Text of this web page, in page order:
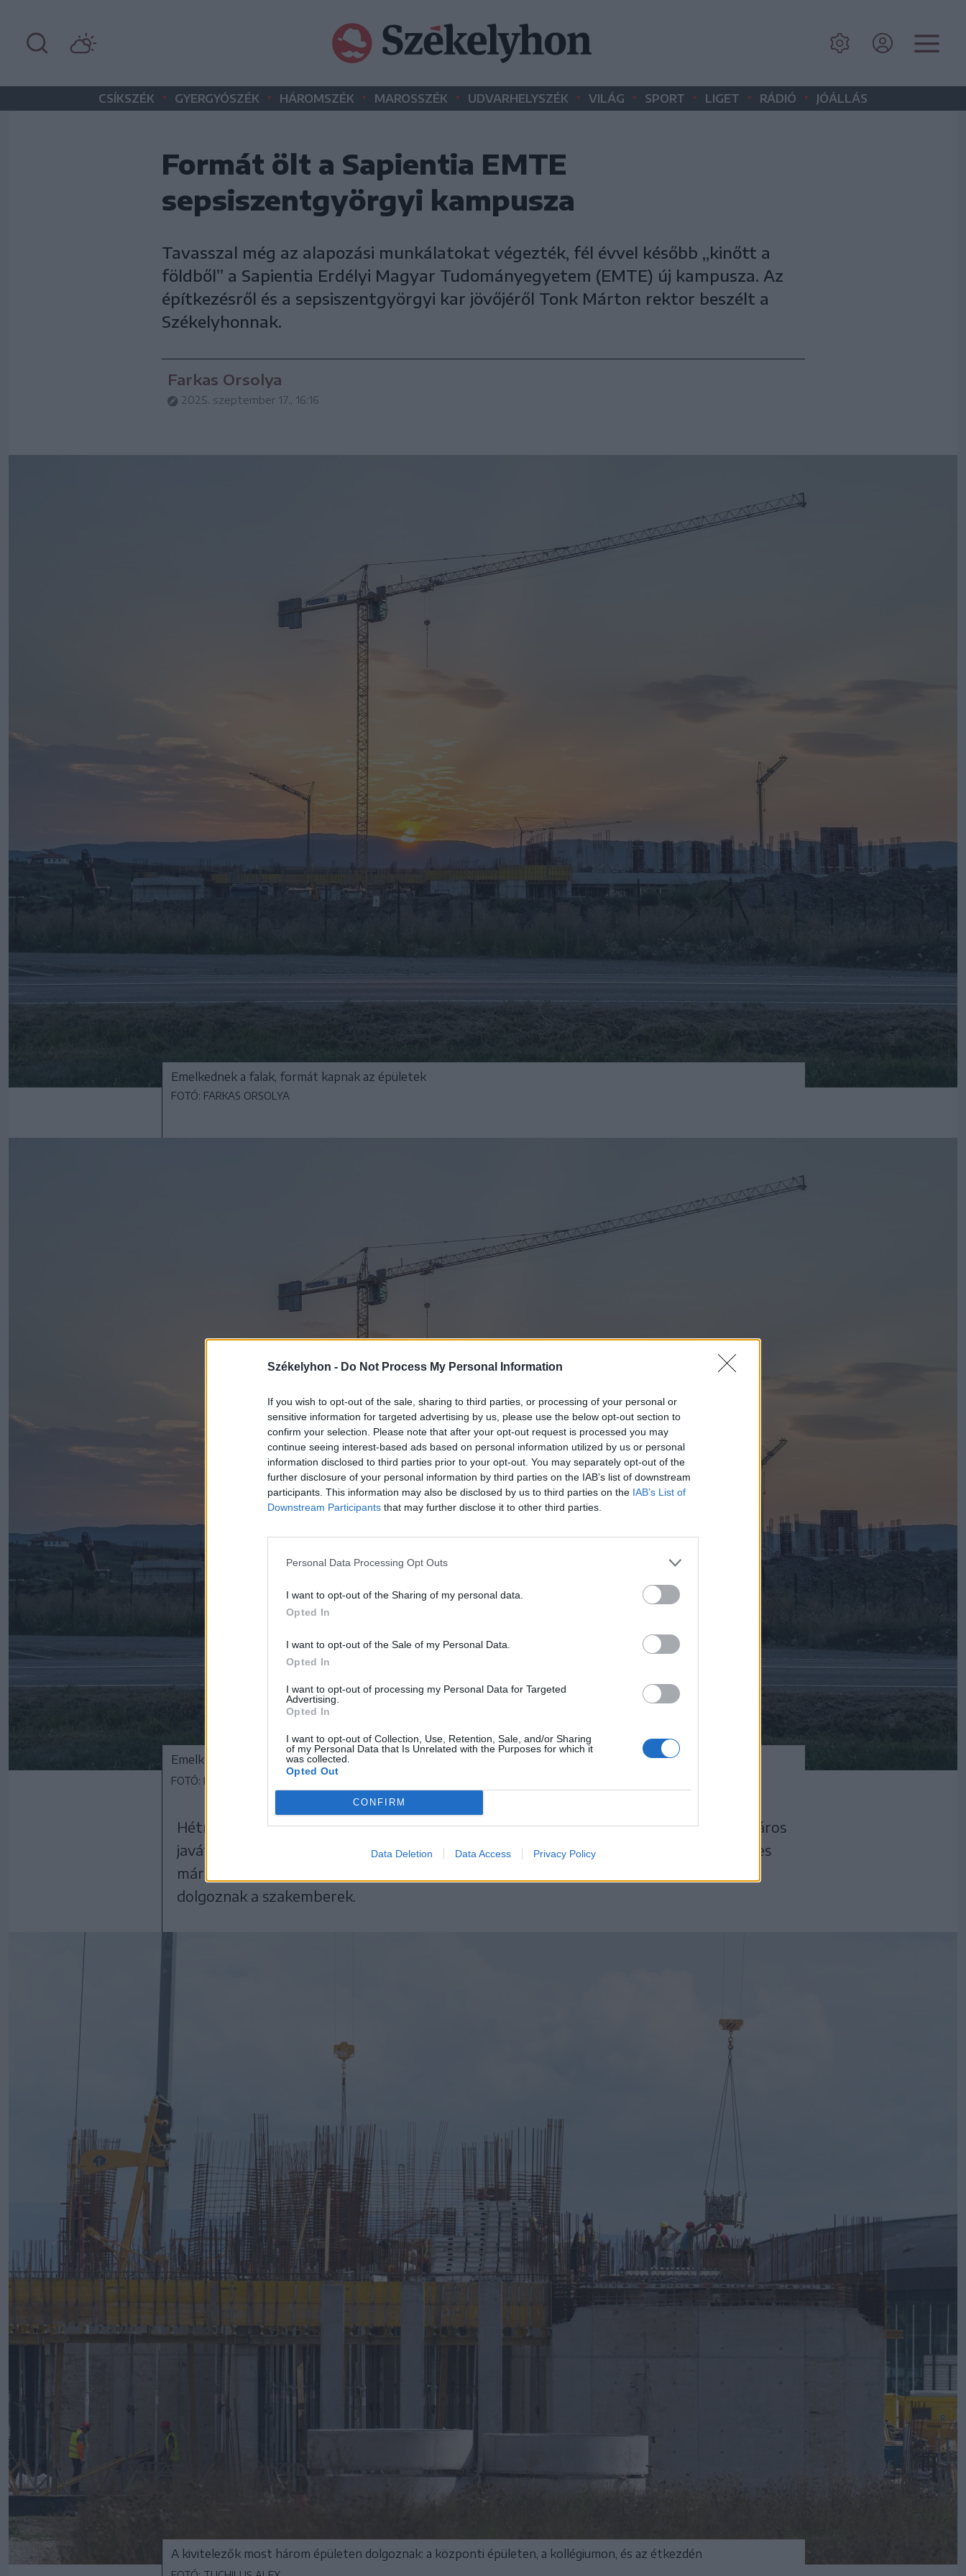
Székelyhon - Do Not Process My Personal Information
If you wish to opt-out of the sale, sharing to third parties, or processing of your personal or
sensitive information for targeted advertising by us, please use the below opt-out section to
confirm your selection. Please note that after your opt-out request is processed you may
continue seeing interest-based ads based on personal information utilized by us or personal
information disclosed to third parties prior to your opt-out. You may separately opt-out of the
further disclosure of your personal information by third parties on the IAB’s list of downstream
participants. This information may also be disclosed by us to third parties on the IAB’s List of
Downstream Participants that may further disclose it to other third parties.
Personal Data Processing Opt Outs
I want to opt-out of the Sharing of my personal data.
Opted In
I want to opt-out of the Sale of my Personal Data.
Opted In
I want to opt-out of processing my Personal Data for Targeted
Advertising.
Opted In
I want to opt-out of Collection, Use, Retention, Sale, and/or Sharing
of my Personal Data that Is Unrelated with the Purposes for which it
was collected.
Opted Out
CONFIRM
Data Deletion Data Access Privacy Policy
CSÍKSZÉK • GYERGYÓSZÉK • HÁROMSZÉK • MAROSSZÉK • UDVARHELYSZÉK • VILÁG • SPORT • LIGET • RÁDIÓ • JÓÁLLÁS
Formát ölt a Sapientia EMTE
sepsiszentgyörgyi kampusza
Tavasszal még az alapozási munkálatokat végezték, fél évvel később „kinőtt a
földből” a Sapientia Erdélyi Magyar Tudományegyetem (EMTE) új kampusza. Az
építkezésről és a sepsiszentgyörgyi kar jövőjéről Tonk Márton rektor beszélt a
Székelyhonnak.
Farkas Orsolya
2025. szeptember 17., 16:16
Emelkednek a falak, formát kapnak az épületek
FOTÓ: FARKAS ORSOLYA
Emelkednek a falak, formát kapnak az épületek
FOTÓ: FARKAS ORSOLYA
Hétről hétre alakul a korszerű kampusz, amely a jövőben az egyetemi hallgatók és a város
javát fogja szolgálni. Aki elhalad a város északi kijáratánál, jól láthatja: az épületegyüttes
már nemcsak alapjaiban, hanem térben is formát öltött, egyszerre három egységén
dolgoznak a szakemberek.
A kivitelezők most három épületen dolgoznak: a központi épületen, a kollégiumon, és az étkezdén